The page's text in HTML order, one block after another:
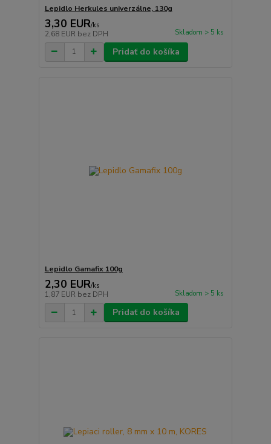
Lepidlo Herkules univerzálne, 130g
3,30 EUR/ks
2,68 EUR bez DPH Skladom > 5 ks
Pridať do košíka
Lepidlo Gamafix 100g
2,30 EUR/ks
1,87 EUR bez DPH Skladom > 5 ks
Pridať do košíka